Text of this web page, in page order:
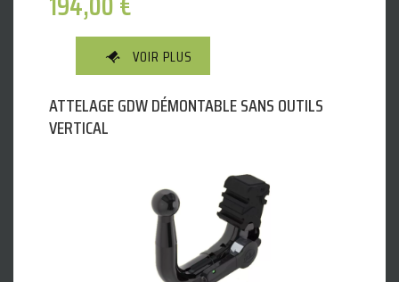
VOIR PLUS
ATTELAGE GDW DÉMONTABLE SANS OUTILS
VERTICAL